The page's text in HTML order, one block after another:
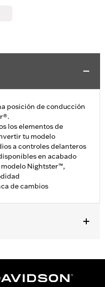
posición de conducción
los elementos de
tu modelo
a controles delanteros
en acabado
Nightster™,
de cambios